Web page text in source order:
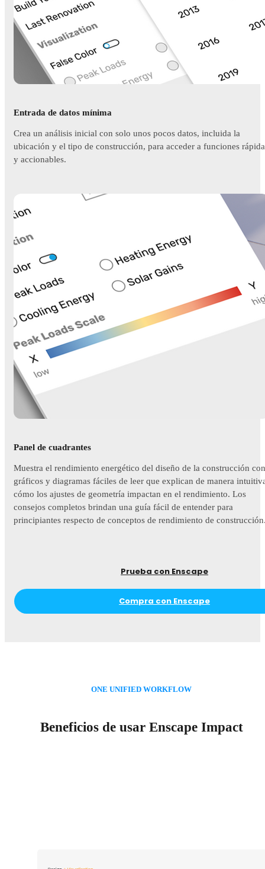
Entrada de datos mínima
Crea un análisis inicial con solo unos pocos datos, incluida la
ubicación y el tipo de construcción, para acceder a funciones
y accionables.
Panel de cuadrantes
Muestra el rendimiento energético del diseño de la construcción con
gráficos y diagramas fáciles de leer que explican de manera
cómo los ajustes de geometría impactan en el rendimiento. Los
consejos completos brindan una guía fácil de entender para
principiantes respecto de conceptos de rendimiento de
Prueba con Enscape
Compra con Enscape
Beneficios de usar Enscape Impact
ONE UNIFIED WORKFLOW